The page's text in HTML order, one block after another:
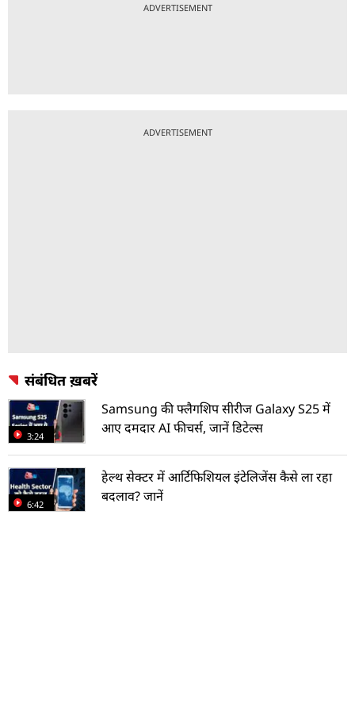
ADVERTISEMENT
ADVERTISEMENT
संबंधित ख़बरें
3:24
Samsung की फ्लैगशिप सीरीज Galaxy S25 में
आए दमदार AI फीचर्स, जानें डिटेल्स
6:42
हेल्थ सेक्टर में आर्टिफिशियल इंटेलिजेंस कैसे ला रहा
बदलाव? जानें